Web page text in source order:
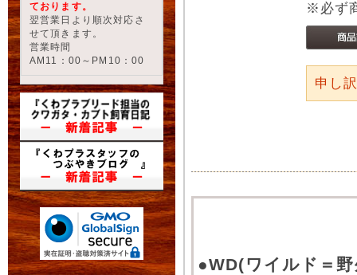
ております。
翌営業日より順次対応さ
せて頂きます。
営業時間
AM11：00～PM10：00
※必ず
申し
●WD(ワイルド＝